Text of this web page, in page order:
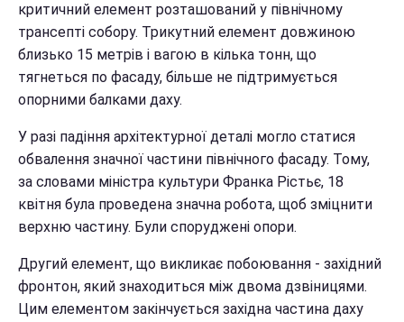
критичний елемент розташований у північному
трансепті собору. Трикутний елемент довжиною
близько 15 метрів і вагою в кілька тонн, що
тягнеться по фасаду, більше не підтримується
опорними балками даху.
У разі падіння архітектурної деталі могло статися
обвалення значної частини північного фасаду. Тому,
за словами міністра культури Франка Рістьє, 18
квітня була проведена значна робота, щоб зміцнити
верхню частину. Були споруджені опори.
Другий елемент, що викликає побоювання - західний
фронтон, який знаходиться між двома дзвіницями.
Цим елементом закінчується західна частина даху